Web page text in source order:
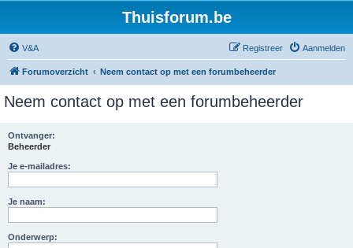
Thuisforum.be
V&A Aanmelden
Registreer
Forumoverzicht Neem contact op met een forumbeheerder
Neem contact op met een forumbeheerder
Ontvanger:
Beheerder
Je e-mailadres:
Je naam:
Onderwerp: